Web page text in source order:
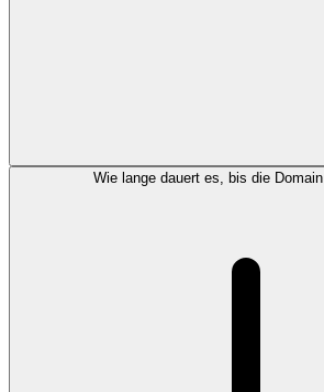
Wie lange dauert es, bis die